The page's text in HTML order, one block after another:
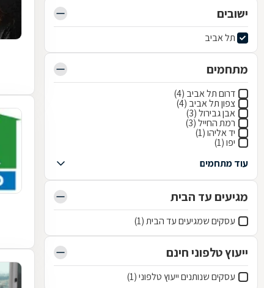
ישובים
תל אביב
מתחמים
דרום תל אביב (4)
צפון תל אביב (4)
אבן גבירול (3)
רמת החייל (3)
יד אליהו (1)
יפו (1)
עוד מתחמים
מגיעים עד הבית
עסקים שמגיעים עד הבית (1)
ייעוץ טלפוני חינם
עסקים שנותנים ייעוץ טלפוני (1)